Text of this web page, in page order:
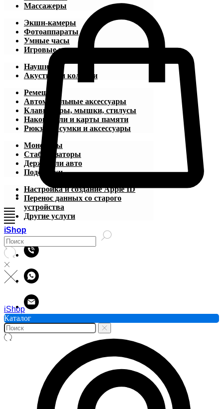
iShop
Массажеры
Экшн-камеры
Фотоаппараты
Умные часы
Игровые приставки
Наушники
Акустика и колонки
Ремешки
Автомобильные аксессуары
Клавиатуры, мышки, стилусы
Накопители и карты памяти
Рюкзаки, сумки и аксессуары
Моноподы
Стабилизаторы
Держатели авто
Подставки
Настройка и создание Apple ID
Перенос данных со старого
устройства
Другие услуги
iShop
Каталог